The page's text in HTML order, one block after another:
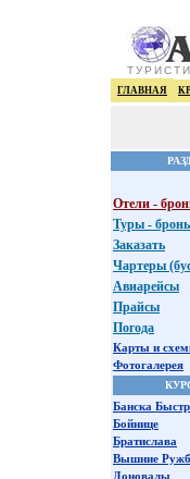
ГЛАВНАЯ
Отели -
Туры - бронь
Заказать
Чартеры
Авиарейсы
Прайсы
Погода
Карты и
Фотогалерея
Банска
Бойнице
Братислава
Вышние
Доновалы